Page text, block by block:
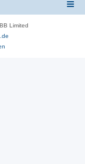
Limited